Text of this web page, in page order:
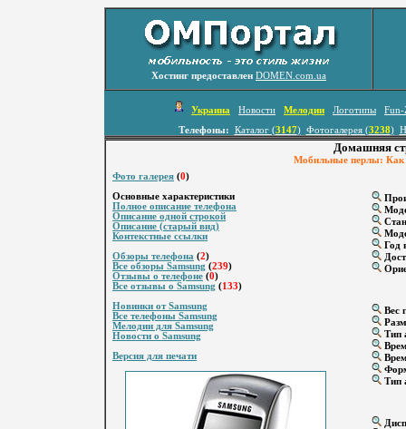
Хостинг предоставлен DOMEN.com.ua
Украина Новости Мелодии Логотипы
Fun-
Телефоны:
Каталог (3147) Фотогалерея (3238)
Домашняя
Мобильные перлы: Как
Фото галерея (0)
Основные характеристики
Полное описание телефона
Описание одной строкой
Описание (старый вид)
Контекстные ссылки
Обзоры телефона (2)
Все обзоры Samsung (239)
Отзывы о телефоне (0)
Все отзывы о Samsung (133)
Новинки от Samsung
Все телефоны Samsung
Мелодии для Samsung
Новости о Samsung
Версия для печати
Год
Вес
Тип
Тип